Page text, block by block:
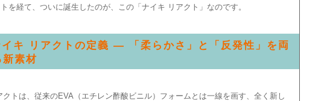
を経て、ついに誕生したのが、この「ナイキ リアクト」なのです。
キ リアクトの定義 — 「柔らかさ」と「反発性」を両
新素材
クトは、従来のEVA（エチレン酢酸ビニル）フォームとは一線を画す、全く新し